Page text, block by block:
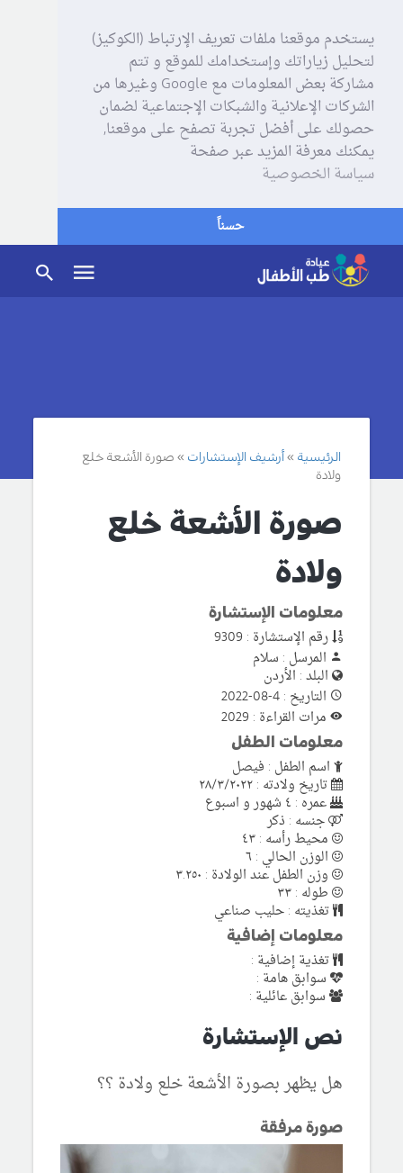
يستخدم موقعنا ملفات تعريف الإرتباط (الكوكيز)
لتحليل زياراتك وإستخدامك للموقع و تتم
مشاركة بعض المعلومات مع Google وغيرها من
الشركات الإعلانية والشبكات الإجتماعية لضمان
حصولك على أفضل تجربة تصفح على موقعنا,
يمكنك معرفة المزيد عبر صفحة
سياسة الخصوصية
حسناً
الرئيسية أرشيف الإستشارات
صورة الأشعة خلع
ولادة
صورة الأشعة خلع
ولادة
معلومات الإستشارة
رقم الإستشارة : 9309
المرسل : سلام
البلد : الأردن
التاريخ : 4-08-2022
مرات القراءة : 2029
معلومات الطفل
اسم الطفل : فيصل
تاريخ ولادته : ٢٨/٣/٢٠٢٢
عمره : ٤ شهور و اسبوع
جنسه : ذكر
محيط رأسه : ٤٣
الوزن الحالي : ٦
وزن الطفل عند الولادة : ٣.٢٥٠
طوله : ٣٣
تغذيته : حليب صناعي
معلومات إضافية
تغذية إضافية :
سوابق هامة :
سوابق عائلية :
نص الإستشارة
هل يظهر بصورة الأشعة خلع ولادة ؟؟
صورة مرفقة